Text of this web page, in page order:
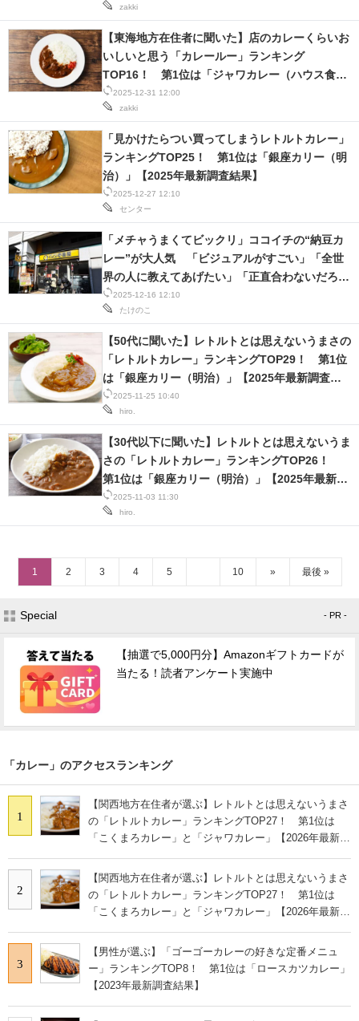
zakki
2025-12-31 12:00
zakki
【東海地方在住者に聞いた】店のカレーくらいお
いしいと思う「カレールー」ランキング
TOP16！ 第1位は「ジャワカレー（ハウス食
品）」【2025年最新調査結果】
2025-12-27 12:10
センター
「見かけたらつい買ってしまうレトルトカレー」
ランキングTOP25！ 第1位は「銀座カリー（明
治）」【2025年最新調査結果】
2025-12-16 12:10
たけのこ
「メチャうまくてビックリ」ココイチの“納豆カ
レー”が大人気 「ビジュアルがすごい」「全世
界の人に教えてあげたい」「正直合わないだろな
んて思ってすみません」
2025-11-25 10:40
hiro.
【50代に聞いた】レトルトとは思えないうまさの
「レトルトカレー」ランキングTOP29！ 第1位
は「銀座カリー（明治）」【2025年最新調査結
果】
2025-11-03 11:30
hiro.
【30代以下に聞いた】レトルトとは思えないうま
さの「レトルトカレー」ランキングTOP26！
第1位は「銀座カリー（明治）」【2025年最新調
査結果】
1 2 3 4 5 10 » 最後 »
Special - PR -
【抽選で5,000円分】Amazonギフトカードが
当たる！読者アンケート実施中
「カレー」のアクセスランキング
1
【関西地方在住者が選ぶ】レトルトとは思えないうまさ
の「レトルトカレー」ランキングTOP27！ 第1位は
「こくまろカレー」と「ジャワカレー」【2026年最新調
2
【関西地方在住者が選ぶ】レトルトとは思えないうまさ
の「レトルトカレー」ランキングTOP27！ 第1位は
「こくまろカレー」と「ジャワカレー」【2026年最新調
3
【男性が選ぶ】「ゴーゴーカレーの好きな定番メニュ
ー」ランキングTOP8！ 第1位は「ロースカツカレー」
【2023年最新調査結果】